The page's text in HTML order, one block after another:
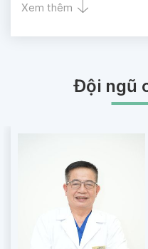
Xem thêm
Đội ngũ